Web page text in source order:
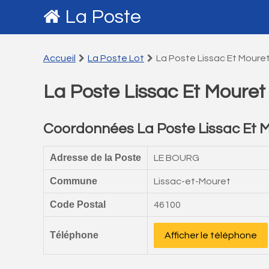
La Poste
Accueil La Poste Lot La Poste Lissac Et Mouret
La Poste Lissac Et Mouret
Coordonnées La Poste Lissac Et
Adresse de la Poste LE BOURG
Commune Lissac-et-Mouret
Code Postal 46100
Téléphone Afficher le téléphone